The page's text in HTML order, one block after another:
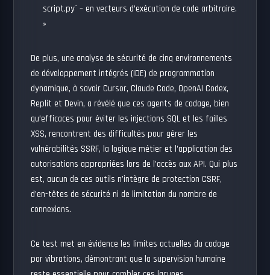
script.py` – en vecteurs d’exécution de code arbitraire.
»
De plus, une analyse de sécurité de cinq environnements
de développement intégrés (IDE) de programmation
dynamique, à savoir Cursor, Claude Code, OpenAI Codex,
Replit et Devin, a révélé que ces agents de codage, bien
qu’efficaces pour éviter les injections SQL et les failles
XSS, rencontrent des difficultés pour gérer les
vulnérabilités SSRF, la logique métier et l’application des
autorisations appropriées lors de l’accès aux API. Qui plus
est, aucun de ces outils n’intègre de protection CSRF,
d’en-têtes de sécurité ni de limitation du nombre de
connexions.
Ce test met en évidence les limites actuelles du codage
par vibrations, démontrant que la supervision humaine